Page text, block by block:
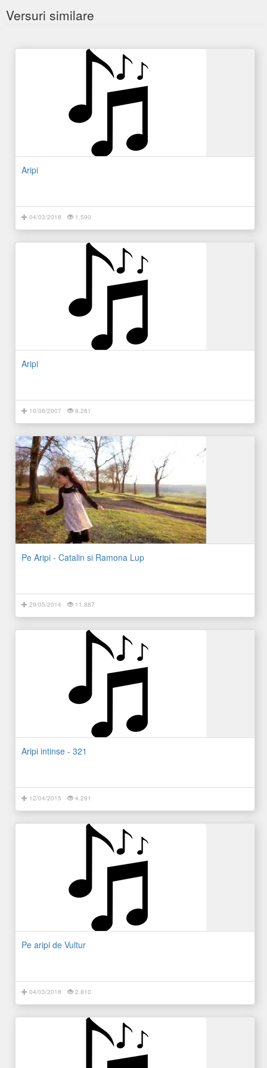
Versuri similare
Aripi
04/03/2018 1.590
Aripi
10/06/2007 8.281
Pe Aripi - Catalin si Ramona Lup
29/05/2014 11.887
Aripi intinse - 321
12/04/2015 4.291
Pe aripi de Vultur
04/03/2018 2.810